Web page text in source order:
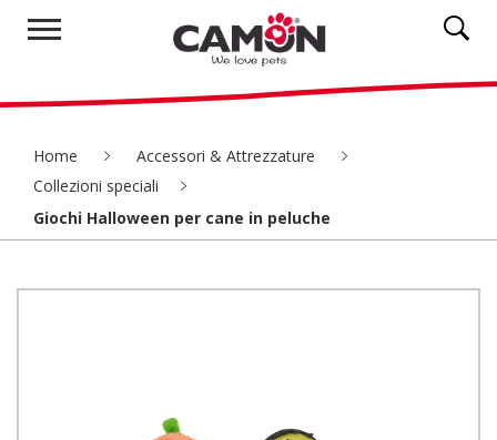
Home
Accessori & Attrezzature
Collezioni speciali
Giochi Halloween per cane in peluche